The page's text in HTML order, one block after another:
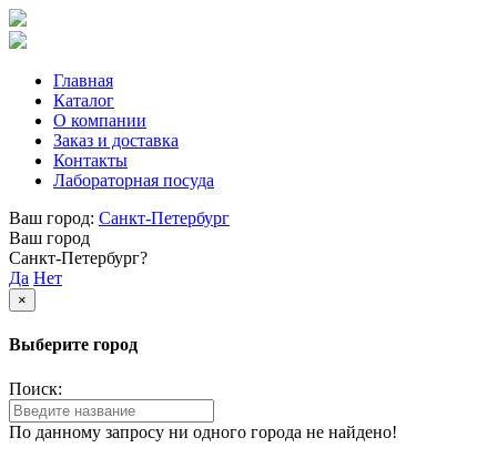
Главная
Каталог
О компании
Заказ и доставка
Контакты
Лабораторная посуда
Ваш город: Санкт-Петербург
Ваш город
Санкт-Петербург?
Да Нет
×
Выберите город
Поиск:
По данному запросу ни одного города не найдено!